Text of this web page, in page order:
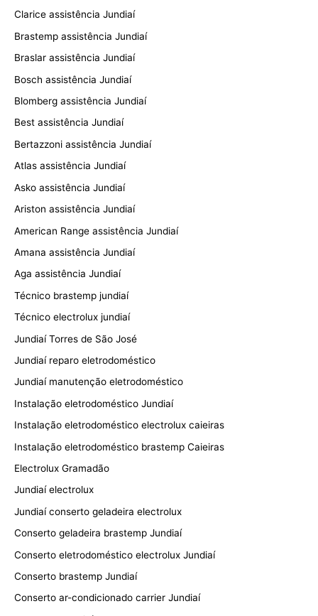
Clarice assistência Jundiaí
Brastemp assistência Jundiaí
Braslar assistência Jundiaí
Bosch assistência Jundiaí
Blomberg assistência Jundiaí
Best assistência Jundiaí
Bertazzoni assistência Jundiaí
Atlas assistência Jundiaí
Asko assistência Jundiaí
Ariston assistência Jundiaí
American Range assistência Jundiaí
Amana assistência Jundiaí
Aga assistência Jundiaí
Técnico brastemp jundiaí
Técnico electrolux jundiaí
Jundiaí Torres de São José
Jundiaí reparo eletrodoméstico
Jundiaí manutenção eletrodoméstico
Instalação eletrodoméstico Jundiaí
Instalação eletrodoméstico electrolux caieiras
Instalação eletrodoméstico brastemp Caieiras
Electrolux Gramadão
Jundiaí electrolux
Jundiaí conserto geladeira electrolux
Conserto geladeira brastemp Jundiaí
Conserto eletrodoméstico electrolux Jundiaí
Conserto brastemp Jundiaí
Conserto ar-condicionado carrier Jundiaí